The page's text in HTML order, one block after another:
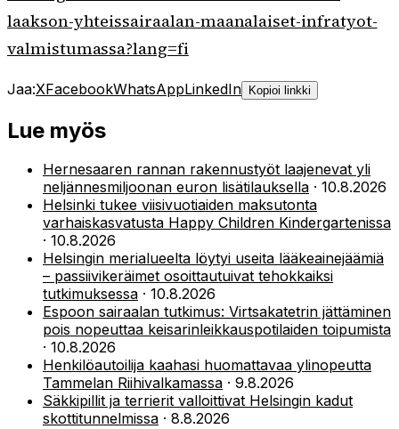
laakson-yhteissairaalan-maanalaiset-infratyot-
valmistumassa?lang=fi
Jaa:XFacebookWhatsAppLinkedIn Kopioi linkki
Lue myös
Hernesaaren rannan rakennustyöt laajenevat yli
neljännesmiljoonan euron lisätilauksella · 10.8.2026
Helsinki tukee viisivuotiaiden maksutonta
varhaiskasvatusta Happy Children Kindergartenissa
· 10.8.2026
Helsingin merialueelta löytyi useita lääkeainejäämiä
– passiivikeräimet osoittautuivat tehokkaiksi
tutkimuksessa · 10.8.2026
Espoon sairaalan tutkimus: Virtsakatetrin jättäminen
pois nopeuttaa keisarinleikkauspotilaiden toipumista
· 10.8.2026
Henkilöautoilija kaahasi huomattavaa ylinopeutta
Tammelan Riihivalkamassa · 9.8.2026
Säkkipillit ja terrierit valloittivat Helsingin kadut
skottitunnelmissa · 8.8.2026